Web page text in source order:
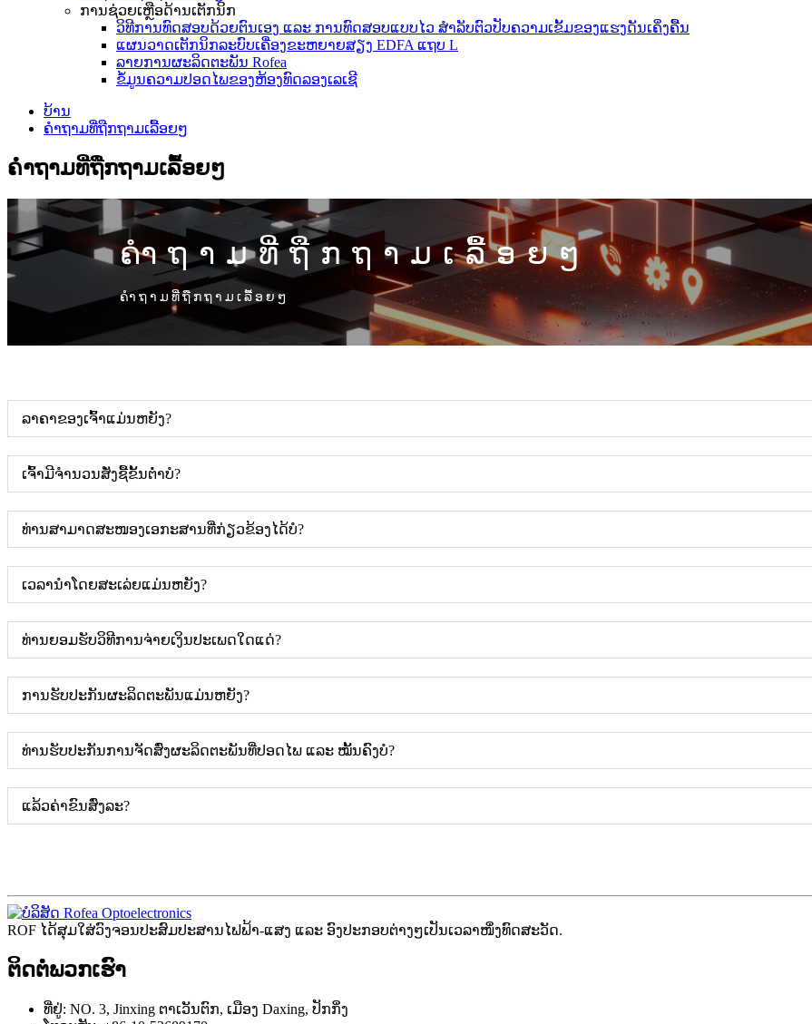
ການຊ່ວຍເຫຼືອດ້ານເຕັກນິກ
ວິທີການທົດສອບດ້ວຍຕົນເອງ ແລະ ການທົດສອບແບບໄວ ສຳລັບຕົວປັບຄວາມເຂັ້ມຂອງແຮງດັນເຄິ່ງຄື້ນ
ແຜນວາດເຕັກນິກລະບົບເຄື່ອງຂະຫຍາຍສຽງ EDFA ແຖບ L
ລາຍການຜະລິດຕະພັນ Rofea
ຂໍ້ມູນຄວາມປອດໄພຂອງຫ້ອງທົດລອງເລເຊີ
ບ້ານ
ຄຳຖາມທີ່ຖືກຖາມເລື້ອຍໆ
ຄຳຖາມທີ່ຖືກຖາມເລື້ອຍໆ
ຄຳຖາມທີ່ຖືກຖາມເລື້ອຍໆ
ຄຳຖາມທີ່ຖືກຖາມເລື້ອຍໆ
ລາຄາຂອງເຈົ້າແມ່ນຫຍັງ?
ເຈົ້າມີຈຳນວນສັ່ງຊື້ຂັ້ນຕ່ຳບໍ?
ທ່ານສາມາດສະໜອງເອກະສານທີ່ກ່ຽວຂ້ອງໄດ້ບໍ?
ເວລານຳໂດຍສະເລ່ຍແມ່ນຫຍັງ?
ທ່ານຍອມຮັບວິທີການຈ່າຍເງິນປະເພດໃດແດ່?
ການຮັບປະກັນຜະລິດຕະພັນແມ່ນຫຍັງ?
ທ່ານຮັບປະກັນການຈັດສົ່ງຜະລິດຕະພັນທີ່ປອດໄພ ແລະ ໝັ້ນຄົງບໍ?
ແລ້ວຄ່າຂົນສົ່ງລະ?
ROF ໄດ້ສຸມໃສ່ວົງຈອນປະສົມປະສານໄຟຟ້າ-ແສງ ແລະ ອົງປະກອບຕ່າງໆເປັນເວລາໜຶ່ງທົດສະວັດ.
ຕິດຕໍ່ພວກເຮົາ
ທີ່ຢູ່: NO. 3, Jinxing ຕາ​ເວັນ​ຕົກ​, ເມືອງ Daxing​, ປັກ​ກິ່ງ​